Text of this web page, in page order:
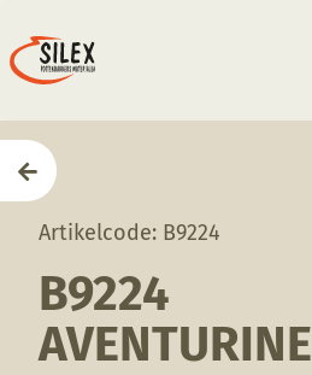
Artikelcode: B9224
B9224
AVENTURINE